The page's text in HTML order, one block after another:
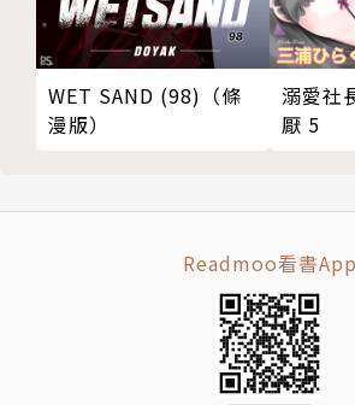
WET SAND (98)（條
漫版）
溺愛社
厭 5
Readmoo看書App